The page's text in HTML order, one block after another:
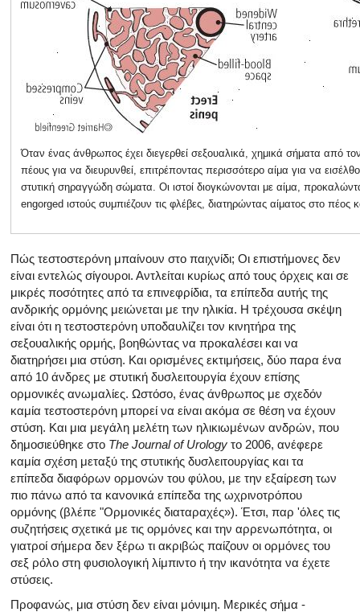
Όταν ένας άνθρωπος έχει διεγερθεί σεξουαλικά, χημικά σήματα από
πέους για να διευρυνθεί, επιτρέποντας περισσότερο αίμα για να
στυτική σηραγγώδη σώματα. Οι ιστοί διογκώνονται με αίμα,
engorged ιστούς συμπιέζουν τις φλέβες, διατηρώντας αίματος στο πέος
Πώς τεστοστερόνη μπαίνουν στο παιχνίδι; Οι επιστήμονες δεν
είναι εντελώς σίγουροι. Αντλείται κυρίως από τους όρχεις και σε
μικρές ποσότητες από τα επινεφρίδια, τα επίπεδα αυτής της
ανδρικής ορμόνης μειώνεται με την ηλικία. Η τρέχουσα σκέψη
είναι ότι η τεστοστερόνη υποδαυλίζει τον κινητήρα της
σεξουαλικής ορμής, βοηθώντας να προκαλέσει και να
διατηρήσει μια στύση. Και ορισμένες εκτιμήσεις, δύο παρα ένα
από 10 άνδρες με στυτική δυσλειτουργία έχουν επίσης
ορμονικές ανωμαλίες. Ωστόσο, ένας άνθρωπος με σχεδόν
καμία τεστοστερόνη μπορεί να είναι ακόμα σε θέση να έχουν
στύση. Και μια μεγάλη μελέτη των ηλικιωμένων ανδρών, που
δημοσιεύθηκε στο The Journal of Urology το 2006, ανέφερε
καμία σχέση μεταξύ της στυτικής δυσλειτουργίας και τα
επίπεδα διαφόρων ορμονών του φύλου, με την εξαίρεση των
πιο πάνω από τα κανονικά επίπεδα της ωχρινοτρόπου
ορμόνης (βλέπε "Ορμονικές διαταραχές»). Έτσι, παρ 'όλες τις
συζητήσεις σχετικά με τις ορμόνες και την αρρενωπότητα, οι
γιατροί σήμερα δεν ξέρω τι ακριβώς παίζουν οι ορμόνες του
σεξ ρόλο στη φυσιολογική λίμπιντο ή την ικανότητα να έχετε
στύσεις.
Προφανώς, μια στύση δεν είναι μόνιμη. Μερικές σήμα -